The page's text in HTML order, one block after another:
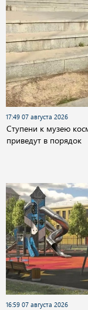
17:49 07 августа 2026
Cтупени к музею
приведут в порядок
16:59 07 августа 2026